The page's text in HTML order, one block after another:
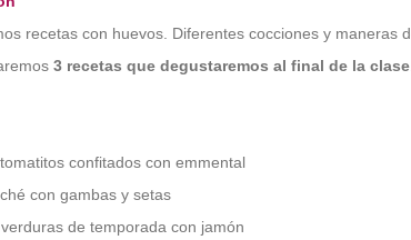
recetas con huevos. Diferentes cocciones y maneras
3 recetas que degustaremos al final de la clase.
confitados con emmental
con gambas y setas
de temporada con jamón